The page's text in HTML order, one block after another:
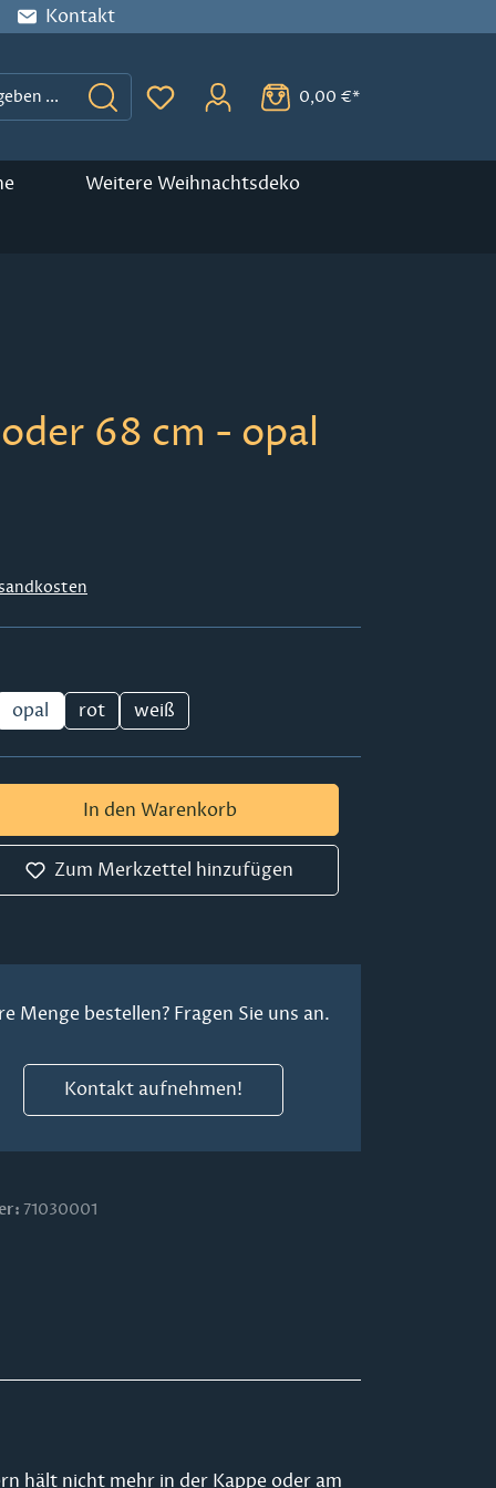
Kontakt
Du hast 0 Produkte auf dem
0,00 €*
Weitere Weihnachtsdeko
68 cm - opal
opal rot weiß
Gib den gewünschten Wert ein oder
In den Warenkorb
Zum Merkzettel hinzufügen
Menge bestellen? Fragen Sie uns an.
Kontakt aufnehmen!
71030001
hält nicht mehr in der Kappe oder am